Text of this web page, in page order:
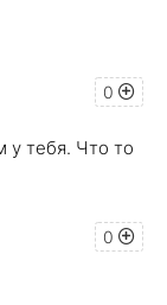
0
у тебя. Что то
0